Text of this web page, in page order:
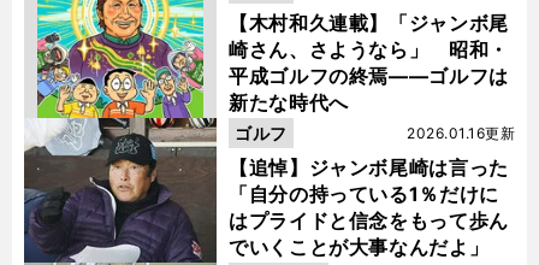
【木村和久連載】「ジャンボ尾
崎さん、さようなら」 昭和・
平成ゴルフの終焉――ゴルフは
新たな時代へ
【追悼】ジャンボ尾崎は言った
「自分の持っている1％だけに
はプライドと信念をもって歩ん
でいくことが大事なんだよ」
2026.01.16更新
ゴルフ